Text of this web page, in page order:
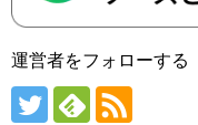
運営者をフォローする